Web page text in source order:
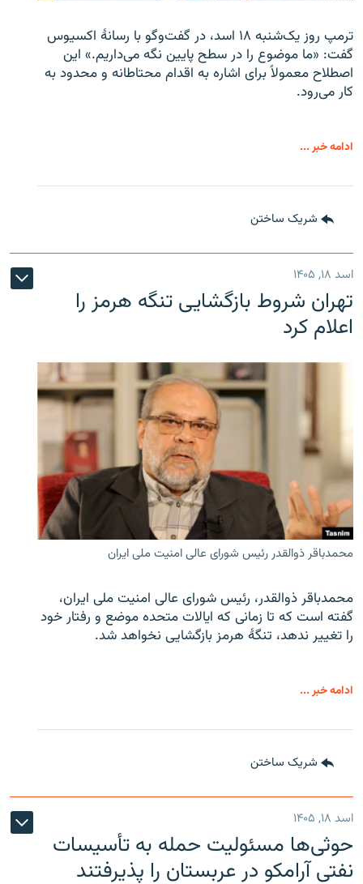
ترمپ روز یک‌شنبه ۱۸ اسد، در گفت‌وگو با رسانهٔ اکسیوس
گفت: «ما موضوع را در سطح پایین نگه می‌داریم.» این
اصطلاح معمولاً برای اشاره به اقدام محتاطانه و محدود به
کار می‌رود.
ادامه خبر ...
شریک ساختن
اسد ۱۸, ۱۴۰۵
تهران شروط بازگشایی تنگه هرمز را
اعلام کرد
محمدباقر ذوالقدر رئیس شورای عالی امنیت ملی ایران
محمدباقر ذوالقدر، رئیس شورای عالی امنیت ملی ایران،
گفته است که تا زمانی که ایالات متحده موضع و رفتار خود
را تغییر ندهد، تنگهٔ هرمز بازگشایی نخواهد شد.
ادامه خبر ...
شریک ساختن
اسد ۱۸, ۱۴۰۵
حوثی‌ها مسئولیت حمله به تأسیسات
نفتی آرامکو در عربستان را پذیرفتند